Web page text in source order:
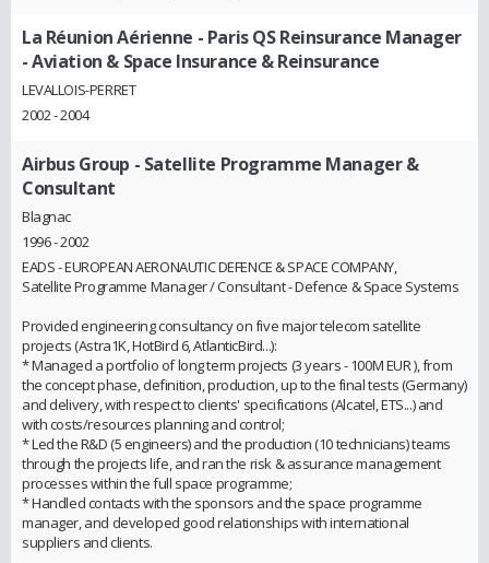
La Réunion Aérienne - Paris QS Reinsurance Manager
- Aviation & Space Insurance & Reinsurance
LEVALLOIS-PERRET
2002 - 2004
Airbus Group - Satellite Programme Manager &
Consultant
Blagnac
1996 - 2002
EADS - EUROPEAN AERONAUTIC DEFENCE & SPACE COMPANY,
Satellite Programme Manager / Consultant - Defence & Space Systems
Provided engineering consultancy on five major telecom satellite
projects (Astra1K, HotBird 6, AtlanticBird...):
* Managed a portfolio of long term projects (3 years - 100M EUR ), from
the concept phase, definition, production, up to the final tests (Germany)
and delivery, with respect to clients' specifications (Alcatel, ETS...) and
with costs/resources planning and control;
* Led the R&D (5 engineers) and the production (10 technicians) teams
through the projects life, and ran the risk & assurance management
processes within the full space programme;
* Handled contacts with the sponsors and the space programme
manager, and developed good relationships with international
suppliers and clients.